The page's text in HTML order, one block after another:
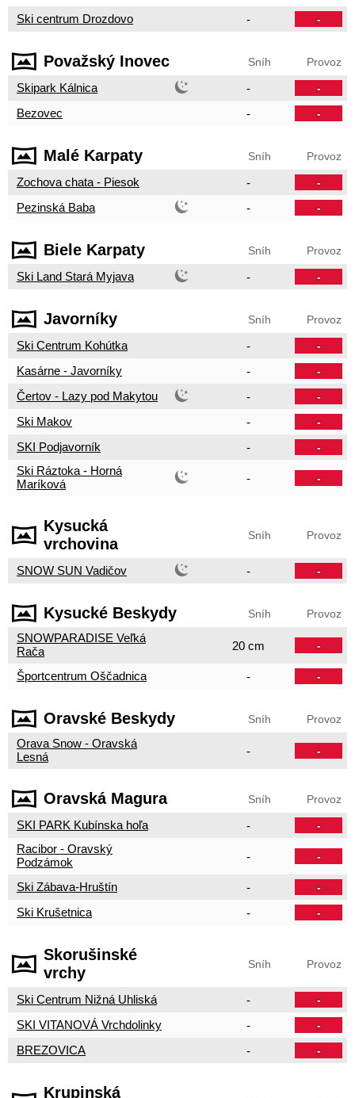
Ski centrum Drozdovo - -
Považský Inovec Sníh Provoz
Skipark Kálnica - -
Bezovec - -
Malé Karpaty Sníh Provoz
Zochova chata - Piesok - -
Pezinská Baba - -
Biele Karpaty Sníh Provoz
Ski Land Stará Myjava - -
Javorníky Sníh Provoz
Ski Centrum Kohútka - -
Kasárne - Javorníky - -
Čertov - Lazy pod Makytou - -
Ski Makov - -
SKI Podjavorník - -
Ski Ráztoka - Horná
Maríková
- -
Kysucká
vrchovina
Sníh Provoz
SNOW SUN Vadičov - -
Kysucké Beskydy Sníh Provoz
SNOWPARADISE Veľká
Rača
20 cm -
Športcentrum Oščadnica - -
Oravské Beskydy Sníh Provoz
Orava Snow - Oravská
Lesná
- -
Oravská Magura Sníh Provoz
SKI PARK Kubínska hoľa - -
Racibor - Oravský
Podzámok
- -
Ski Zábava-Hruštín - -
Ski Krušetnica - -
Skorušinské
vrchy
Sníh Provoz
Ski Centrum Nižná Uhliská - -
SKI VITANOVÁ Vrchdolinky - -
BREZOVICA - -
Krupinská